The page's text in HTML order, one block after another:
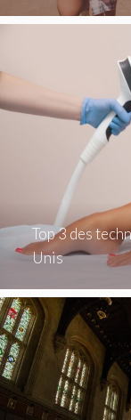
Top 3 des
Unis